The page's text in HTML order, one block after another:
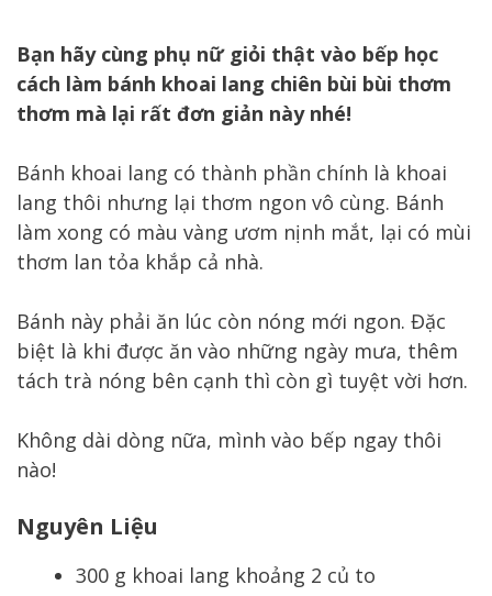
Bạn hãy cùng phụ nữ giỏi thật vào bếp học
cách làm bánh khoai lang chiên bùi bùi thơm
thơm mà lại rất đơn giản này nhé!
Bánh khoai lang có thành phần chính là khoai
lang thôi nhưng lại thơm ngon vô cùng. Bánh
làm xong có màu vàng ươm nịnh mắt, lại có mùi
thơm lan tỏa khắp cả nhà.
Bánh này phải ăn lúc còn nóng mới ngon. Đặc
biệt là khi được ăn vào những ngày mưa, thêm
tách trà nóng bên cạnh thì còn gì tuyệt vời hơn.
Không dài dòng nữa, mình vào bếp ngay thôi
nào!
Nguyên Liệu
300 g khoai lang khoảng 2 củ to